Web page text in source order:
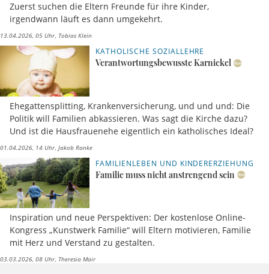
Zuerst suchen die Eltern Freunde für ihre Kinder,
irgendwann läuft es dann umgekehrt.
13.04.2026, 05 Uhr Tobias Klein
KATHOLISCHE SOZIALLEHRE
Verantwortungsbewusste Karnickel
Ehegattensplitting, Krankenversicherung, und und und: Die
Politik will Familien abkassieren. Was sagt die Kirche dazu?
Und ist die Hausfrauenehe eigentlich ein katholisches Ideal?
01.04.2026, 14 Uhr Jakob Ranke
FAMILIENLEBEN UND KINDERERZIEHUNG
Familie muss nicht anstrengend sein
Inspiration und neue Perspektiven: Der kostenlose Online-
Kongress „Kunstwerk Familie“ will Eltern motivieren, Familie
mit Herz und Verstand zu gestalten.
03.03.2026, 08 Uhr Theresia Mair